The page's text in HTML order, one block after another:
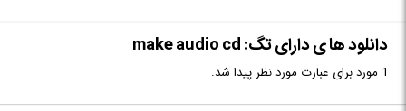
دانلود ها ی دارای تگ: make audio cd
1 مورد برای عبارت مورد نظر پیدا شد.